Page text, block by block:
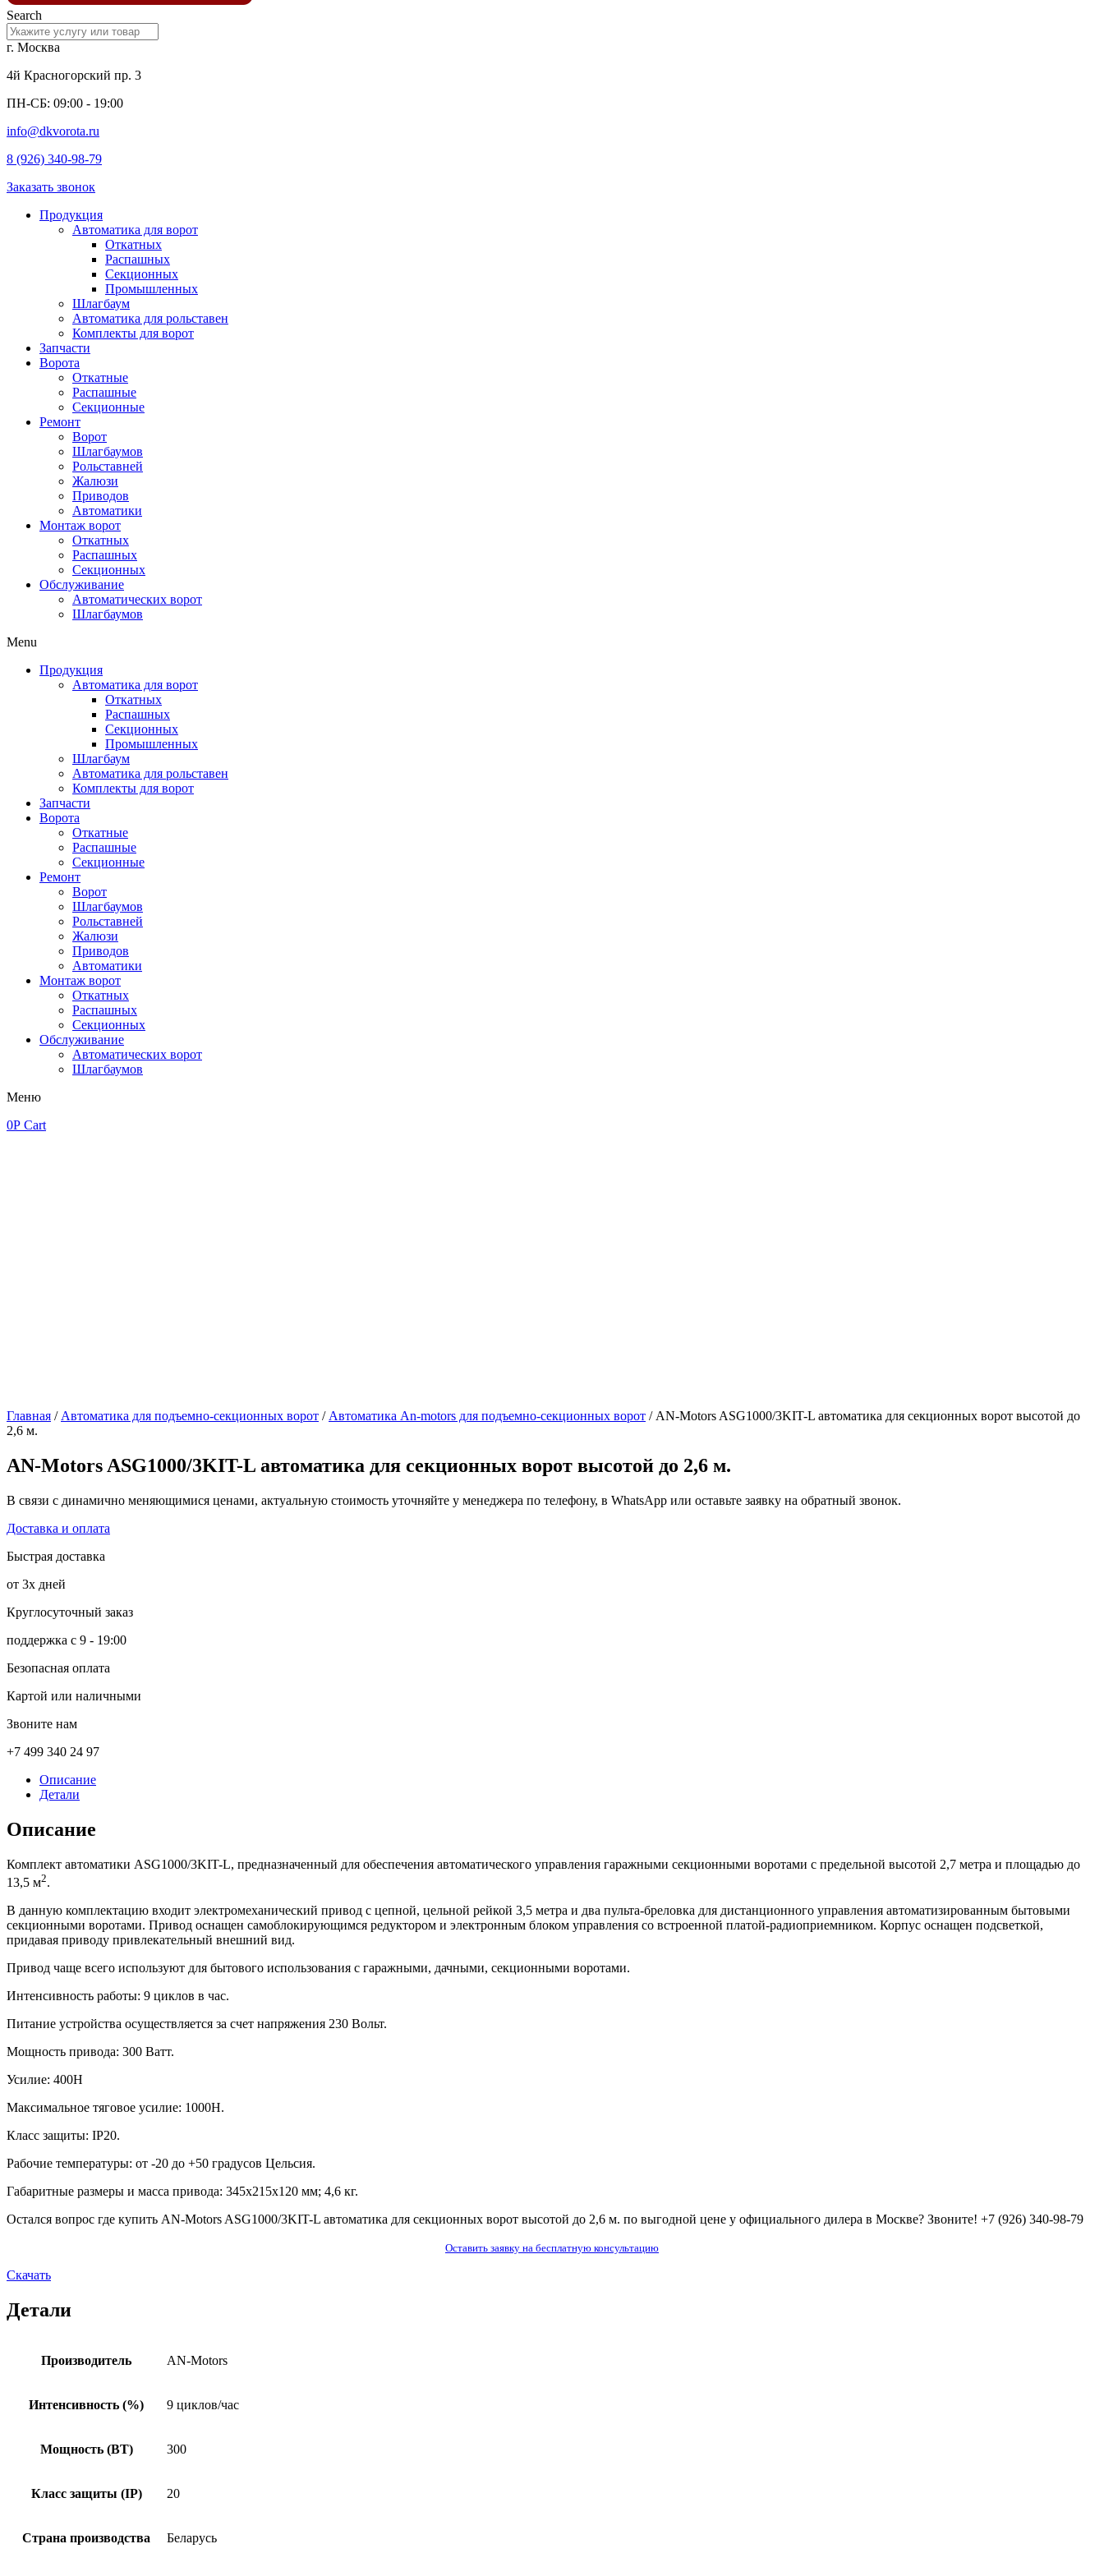
Search
г. Москва
4й Красногорский пр. 3
ПН-СБ: 09:00 - 19:00
info@dkvorota.ru
8 (926) 340-98-79
Заказать звонок
Продукция
Автоматика для ворот
Откатных
Распашных
Секционных
Промышленных
Шлагбаум
Автоматика для рольставен
Комплекты для ворот
Запчасти
Ворота
Откатные
Распашные
Секционные
Ремонт
Ворот
Шлагбаумов
Рольставней
Жалюзи
Приводов
Автоматики
Монтаж ворот
Откатных
Распашных
Секционных
Обслуживание
Автоматических ворот
Шлагбаумов
Menu
Продукция
Автоматика для ворот
Откатных
Распашных
Секционных
Промышленных
Шлагбаум
Автоматика для рольставен
Комплекты для ворот
Запчасти
Ворота
Откатные
Распашные
Секционные
Ремонт
Ворот
Шлагбаумов
Рольставней
Жалюзи
Приводов
Автоматики
Монтаж ворот
Откатных
Распашных
Секционных
Обслуживание
Автоматических ворот
Шлагбаумов
Меню
0Р Cart
Главная / Автоматика для подъемно-секционных ворот / Автоматика An-motors для подъемно-секционных ворот / AN-Motors ASG1000/3KIT-L автоматика для секционных ворот высотой до
2,6 м.
AN-Motors ASG1000/3KIT-L автоматика для секционных ворот высотой до 2,6 м.
В связи с динамично меняющимися ценами, актуальную стоимость уточняйте у менеджера по телефону, в WhatsApp или оставьте заявку на обратный звонок.
Доставка и оплата
Быстрая доставка
от 3х дней
Круглосуточный заказ
поддержка с 9 - 19:00
Безопасная оплата
Картой или наличными
Звоните нам
+7 499 340 24 97
Описание
Детали
Описание
Комплект автоматики ASG1000/3KIT-L, предназначенный для обеспечения автоматического управления гаражными секционными воротами с предельной высотой 2,7 метра и площадью до
13,5 м2.
В данную комплектацию входит электромеханический привод с цепной, цельной рейкой 3,5 метра и два пульта-бреловка для дистанционного управления автоматизированным бытовыми
секционными воротами. Привод оснащен самоблокирующимся редуктором и электронным блоком управления со встроенной платой-радиоприемником. Корпус оснащен подсветкой,
придавая приводу привлекательный внешний вид.
Привод чаще всего используют для бытового использования с гаражными, дачными, секционными воротами.
Интенсивность работы: 9 циклов в час.
Питание устройства осуществляется за счет напряжения 230 Вольт.
Мощность привода: 300 Ватт.
Усилие: 400Н
Максимальное тяговое усилие: 1000Н.
Класс защиты: IP20.
Рабочие температуры: от -20 до +50 градусов Цельсия.
Габаритные размеры и масса привода: 345х215х120 мм; 4,6 кг.
Остался вопрос где купить AN-Motors ASG1000/3KIT-L автоматика для секционных ворот высотой до 2,6 м. по выгодной цене у официального дилера в Москве? Звоните! +7 (926) 340-98-79
Оставить заявку на бесплатную консультацию
Скачать
Детали
Производитель AN-Motors
Интенсивность (%) 9 циклов/час
Мощность (ВТ) 300
Класс защиты (IP) 20
Страна производства Беларусь